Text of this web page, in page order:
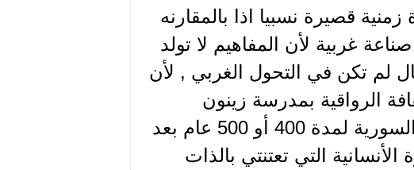
قصيرة نسبيا اذا بالمقارنه
غربية لأن المفاهيم لا تولد
لم تكن في التحول الغربي , لأن
الرواقية بمدرسة زينون
السوري , هذه المدرسة تابعت تطوير المفاهيم السورية لمدة 400 أو 500 عام بعد
التي تعتنتي بالذات